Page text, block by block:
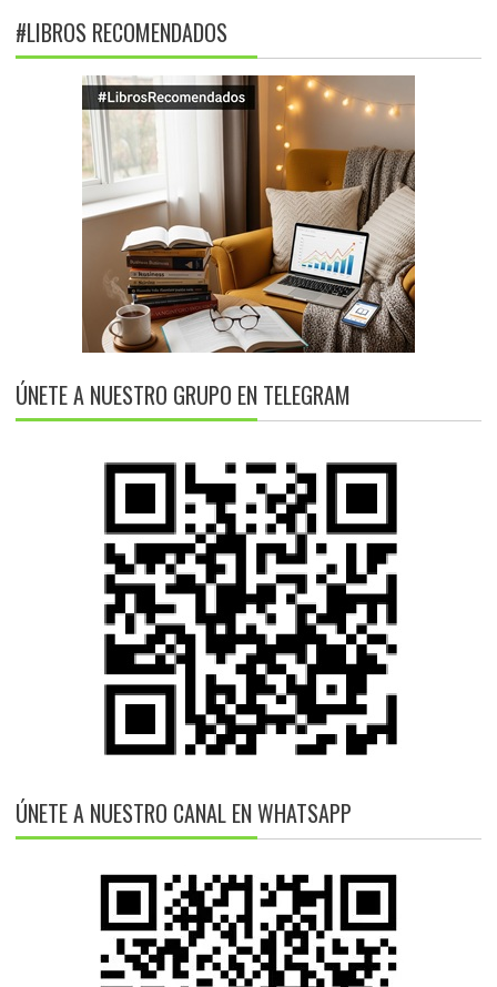
#LIBROS RECOMENDADOS
ÚNETE A NUESTRO GRUPO EN TELEGRAM
ÚNETE A NUESTRO CANAL EN WHATSAPP